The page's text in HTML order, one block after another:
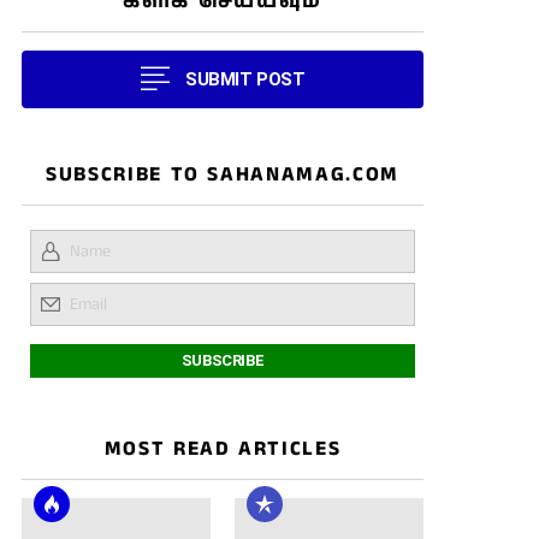
SUBMIT POST
SUBSCRIBE TO SAHANAMAG.COM
MOST READ ARTICLES